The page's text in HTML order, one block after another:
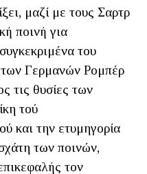
μαζί με τους Σαρτρ
ποινή για
του
των Γερμανών Ρομπέρ
τις θυσίες των
τού
και την ετυμηγορία
των ποινών,
τον